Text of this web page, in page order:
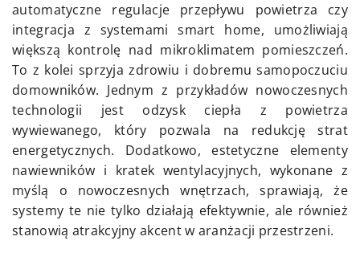
automatyczne regulacje przepływu powietrza czy
integracja z systemami smart home, umożliwiają
większą kontrolę nad mikroklimatem pomieszczeń.
To z kolei sprzyja zdrowiu i dobremu samopoczuciu
domowników. Jednym z przykładów nowoczesnych
technologii jest odzysk ciepła z powietrza
wywiewanego, który pozwala na redukcję strat
energetycznych. Dodatkowo, estetyczne elementy
nawiewników i kratek wentylacyjnych, wykonane z
myślą o nowoczesnych wnętrzach, sprawiają, że
systemy te nie tylko działają efektywnie, ale również
stanowią atrakcyjny akcent w aranżacji przestrzeni.